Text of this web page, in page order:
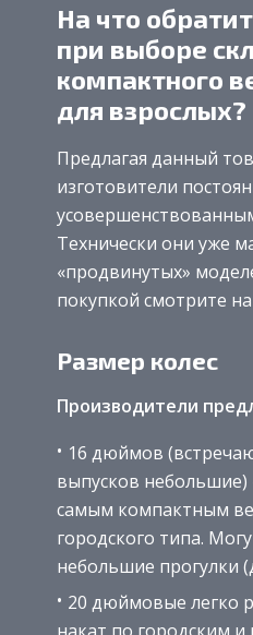
На что
при выборе
компактного
для взрослых?
Предлагая данный
изготовители
Технически они уже
«продвинутых»
покупкой смотрите
Размер колес
Производители
16 дюймов
выпусков
самым компактным
городского типа.
небольшие прогулки
20 дюймовые легко